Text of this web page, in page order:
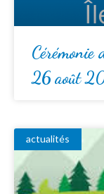
26 août
actualités